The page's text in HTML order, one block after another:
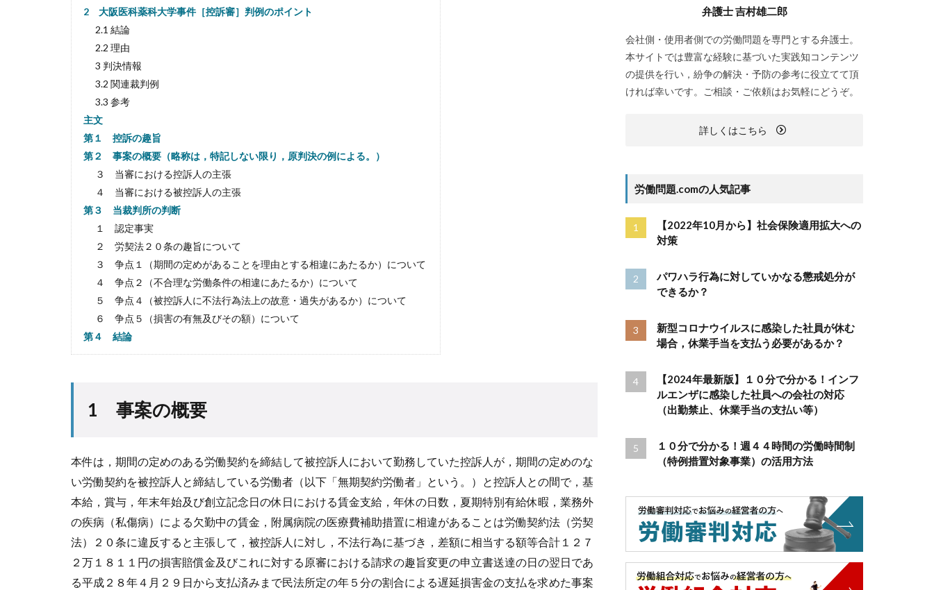
2 大阪医科薬科大学事件［控訴審］判例のポイント
2.1 結論
2.2 理由
3 判決情報
3.2 関連裁判例
3.3 参考
主文
第１ 控訴の趣旨
第２ 事案の概要（略称は，特記しない限り，原判決の例による。）
３ 当審における控訴人の主張
４ 当審における被控訴人の主張
第３ 当裁判所の判断
１ 認定事実
２ 労契法２０条の趣旨について
３ 争点１（期間の定めがあることを理由とする相違にあたるか）について
４ 争点２（不合理な労働条件の相違にあたるか）について
５ 争点４（被控訴人に不法行為法上の故意・過失があるか）について
６ 争点５（損害の有無及びその額）について
第４ 結論
1 事案の概要
本件は，期間の定めのある労働契約を締結して被控訴人において勤務していた控訴人が，期間の定めのな
い労働契約を被控訴人と締結している労働者（以下「無期契約労働者」という。）と控訴人との間で，基
本給，賞与，年末年始及び創立記念日の休日における賃金支給，年休の日数，夏期特別有給休暇，業務外
の疾病（私傷病）による欠勤中の賃金，附属病院の医療費補助措置に相違があることは労働契約法（労契
法）２０条に違反すると主張して，被控訴人に対し，不法行為に基づき，差額に相当する額等合計１２７
２万１８１１円の損害賠償金及びこれに対する原審における請求の趣旨変更の申立書送達の日の翌日であ
る平成２８年４月２９日から支払済みまで民法所定の年５分の割合による遅延損害金の支払を求めた事案
弁護士 吉村雄二郎
会社側・使用者側での労働問題を専門とする弁護士。
本サイトでは豊富な経験に基づいた実践知コンテンツ
の提供を行い，紛争の解決・予防の参考に役立てて頂
ければ幸いです。ご相談・ご依頼はお気軽にどうぞ。
詳しくはこちら
労働問題.comの人気記事
【2022年10月から】社会保険適用拡大への
対策
パワハラ行為に対していかなる懲戒処分が
できるか？
新型コロナウイルスに感染した社員が休む
場合，休業手当を支払う必要があるか？
【2024年最新版】１０分で分かる！インフ
ルエンザに感染した社員への会社の対応
（出勤禁止、休業手当の支払い等）
１０分で分かる！週４４時間の労働時間制
（特例措置対象事業）の活用方法